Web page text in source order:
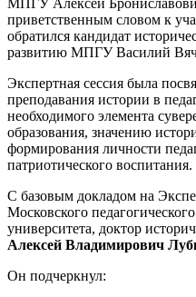
приветственным словом к
обратился кандидат
развитию МПГУ Василий
Экспертная сессия была
преподавания истории в
необходимого элемента
образования, значению
формирования личности
патриотического воспитания.
С базовым докладом на
Московского
университета, доктор
Алексей Владимирович
Он подчеркнул: